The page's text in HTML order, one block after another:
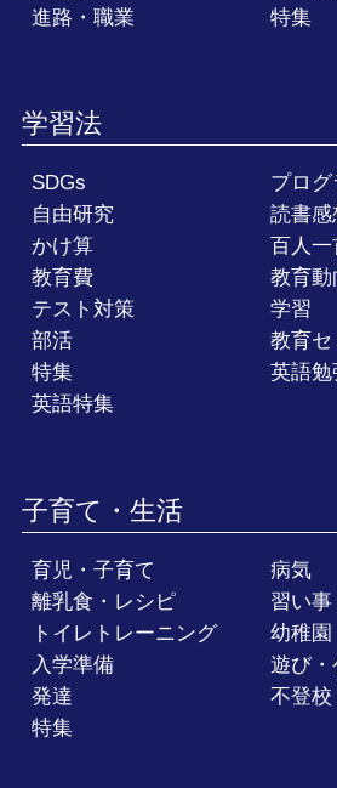
進路・職業
特集
学習法
SDGs
プロ
自由研究
読書感
かけ算
百人一
教育費
教育動
テスト対策
学習
部活
教育セ
特集
英語勉
英語特集
子育て・生活
育児・子育て
病気
離乳食・レシピ
習い事
トイレトレーニング
幼稚園
入学準備
遊び・
発達
不登校
特集